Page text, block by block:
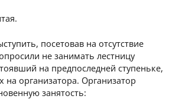
посетовав на отсутствие
не занимать лестницу
на предпоследней ступеньке,
на организатора. Организатор
занятость: